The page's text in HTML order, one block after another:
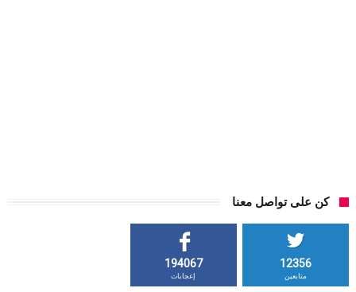
كن على تواصل معنا
12356
متابعين
194067
إعجابات